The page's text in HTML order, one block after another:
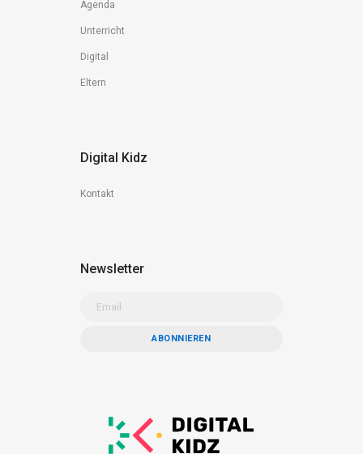
Agenda
Unterricht
Digital
Eltern
Digital Kidz
Kontakt
Newsletter